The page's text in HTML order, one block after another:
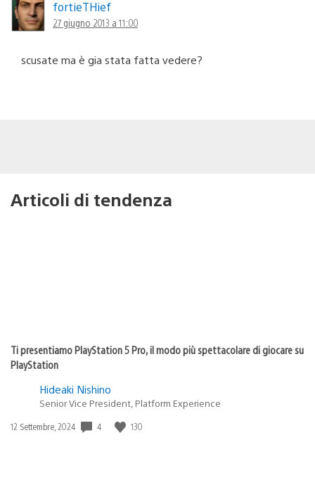
fortieTHief
27 giugno 2013 a 11:00
scusate ma è gia stata fatta vedere?
Articoli di tendenza
Ti presentiamo PlayStation 5 Pro, il modo più spettacolare di giocare su
PlayStation
Hideaki Nishino
Senior Vice President, Platform Experience
Data
12 Settembre, 2024 4 130